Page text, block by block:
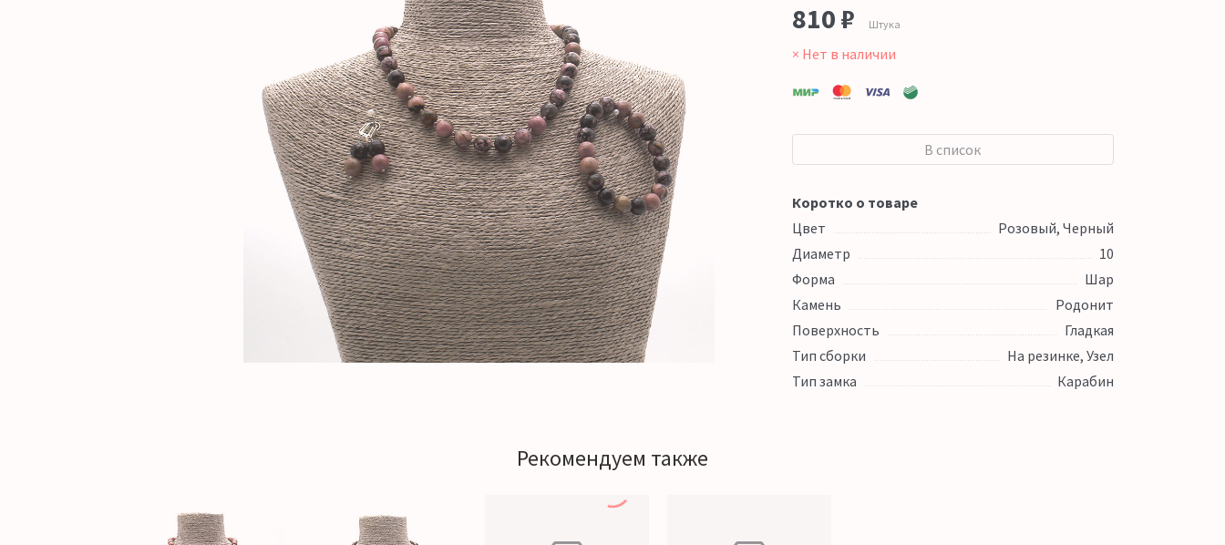
810 ₽ Штука
× Нет в наличии
В список
Коротко о товаре
Цвет
Розовый, Черный
Диаметр
10
Форма
Шар
Камень
Родонит
Поверхность
Гладкая
Тип сборки
На резинке, Узел
Тип замка
Карабин
Рекомендуем также